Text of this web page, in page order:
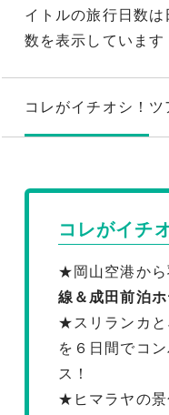
イトルの旅行日数
数を表示しています
コレがイチオシ！ ツ
コレがイチ
★岡山空港から
線＆成田前泊
★スリランカと
を６日間でコ
ス！
★ヒマラヤの景